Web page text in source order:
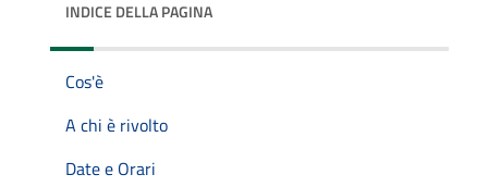
INDICE DELLA PAGINA
Cos'è
A chi è rivolto
Date e Orari